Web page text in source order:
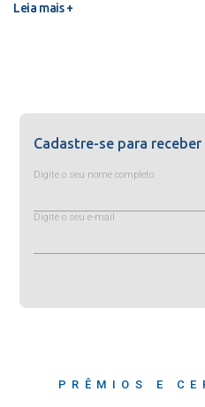
Leia mais +
Cadastre-se para
Digite o seu nome completo
Digite o seu e-mail
PRÊMIOS E